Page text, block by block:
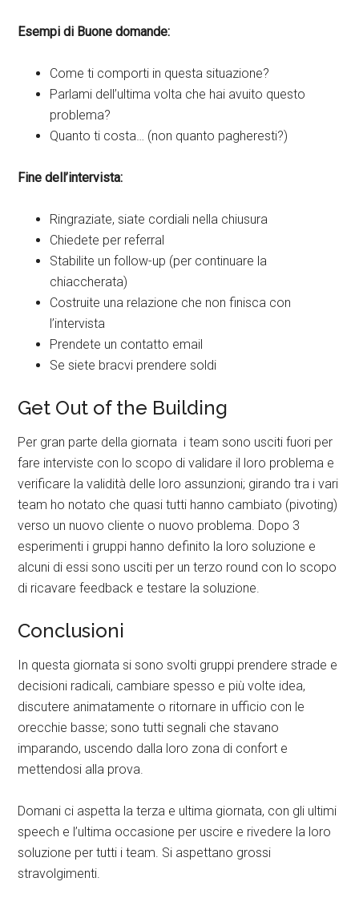
Esempi di Buone domande:
Come ti comporti in questa situazione?
Parlami dell’ultima volta che hai avuito questo
problema?
Quanto ti costa… (non quanto pagheresti?)
Fine dell’intervista:
Ringraziate, siate cordiali nella chiusura
Chiedete per referral
Stabilite un follow-up (per continuare la
chiaccherata)
Costruite una relazione che non finisca con
l’intervista
Prendete un contatto email
Se siete bracvi prendere soldi
Get Out of the Building
Per gran parte della giornata i team sono usciti fuori per
fare interviste con lo scopo di validare il loro problema e
verificare la validità delle loro assunzioni; girando tra i vari
team ho notato che quasi tutti hanno cambiato (pivoting)
verso un nuovo cliente o nuovo problema. Dopo 3
esperimenti i gruppi hanno definito la loro soluzione e
alcuni di essi sono usciti per un terzo round con lo scopo
di ricavare feedback e testare la soluzione.
Conclusioni
In questa giornata si sono svolti gruppi prendere strade e
decisioni radicali, cambiare spesso e più volte idea,
discutere animatamente o ritornare in ufficio con le
orecchie basse; sono tutti segnali che stavano
imparando, uscendo dalla loro zona di confort e
mettendosi alla prova.
Domani ci aspetta la terza e ultima giornata, con gli ultimi
speech e l’ultima occasione per uscire e rivedere la loro
soluzione per tutti i team. Si aspettano grossi
stravolgimenti.